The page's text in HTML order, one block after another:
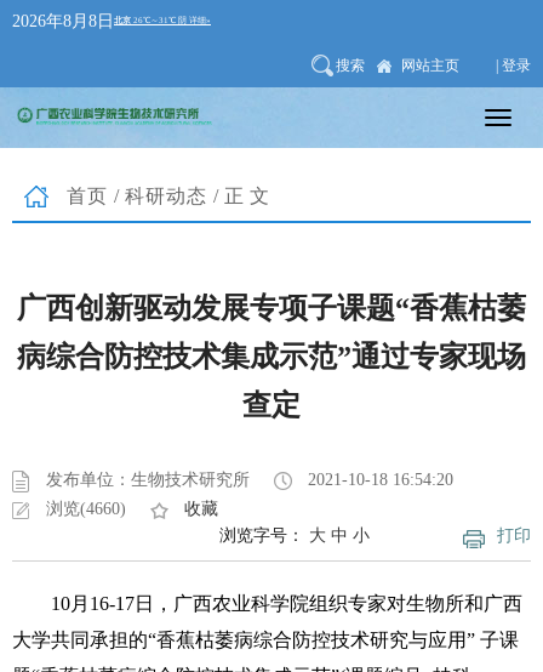
2026年8月8日
搜索 网站主页 | 登录
首页 / 科研动态 /正文
广西创新驱动发展专项子课题“香蕉枯萎
病综合防控技术集成示范”通过专家现场
查定
发布单位：生物技术研究所
2021-10-18 16:54:20
浏览(4660)
收藏
打印
浏览字号： 大 中 小
10月16-17日，广西农业科学院组织专家对生物所和广西
大学共同承担的“香蕉枯萎病综合防控技术研究与应用” 子课